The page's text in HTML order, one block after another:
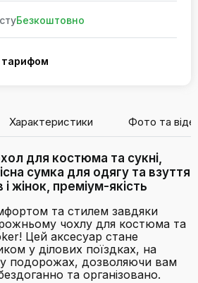
Безкоштовно
тарифом
Характеристики Фото та
для костюма та сукні,
сумка для одягу та взуття
і жінок, преміум-якість
та стилем завдяки
чохлу для костюма та
Цей аксесуар стане
у ділових поїздках, на
у подорожах, дозволяючи вам
та організовано.